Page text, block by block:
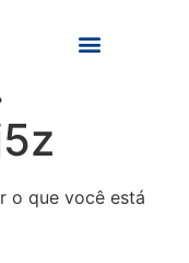
o que você está